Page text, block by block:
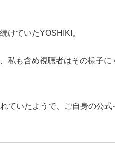
けていたYOSHIKI。
私も含め視聴者はその様子に
ていたようで、ご自身の公